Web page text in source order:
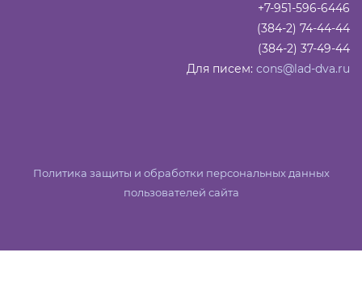
+7-951-596-6446
(384-2) 74-44-44
(384-2) 37-49-44
Для писем: cons@lad-dva.ru
Политика защиты и обработки персональных данных
пользователей сайта